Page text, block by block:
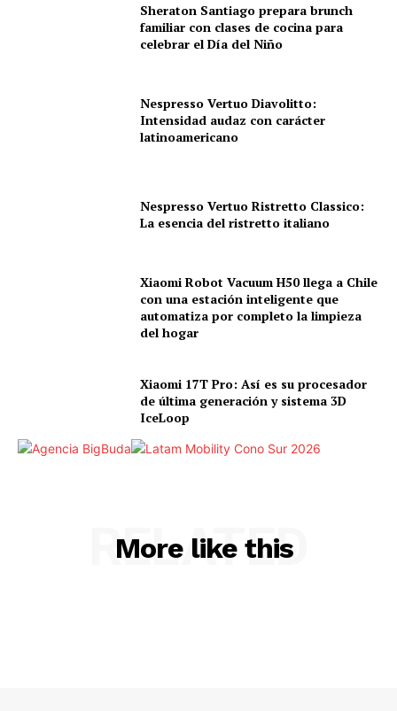
Sheraton Santiago prepara brunch
familiar con clases de cocina para
celebrar el Día del Niño
Nespresso Vertuo Diavolitto:
Intensidad audaz con carácter
latinoamericano
Nespresso Vertuo Ristretto Classico:
La esencia del ristretto italiano
Xiaomi Robot Vacuum H50 llega a Chile
con una estación inteligente que
automatiza por completo la limpieza
del hogar
Xiaomi 17T Pro: Así es su procesador
de última generación y sistema 3D
IceLoop
More like this
RELATED